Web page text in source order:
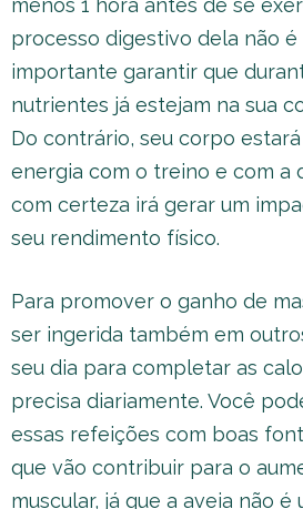
menos 1 hora antes de se
processo digestivo dela não
importante garantir que
nutrientes já estejam na sua
Do contrário, seu corpo
energia com o treino e com a
com certeza irá gerar um
seu rendimento físico.
Para promover o ganho de
ser ingerida também em
seu dia para completar as
precisa diariamente. Você
essas refeições com boas
que vão contribuir para o
muscular, já que a aveia não é